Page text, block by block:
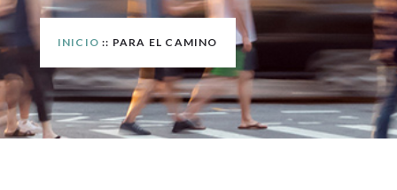
INICIO :: PARA EL CAMINO